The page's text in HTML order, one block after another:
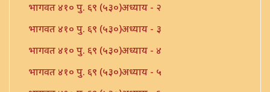
भागवत ४१० पु. ६९ (५३०)अध्याय - २
भागवत ४१० पु. ६९ (५३०)अध्याय - ३
भागवत ४१० पु. ६९ (५३०)अध्याय - ४
भागवत ४१० पु. ६९ (५३०)अध्याय - ५